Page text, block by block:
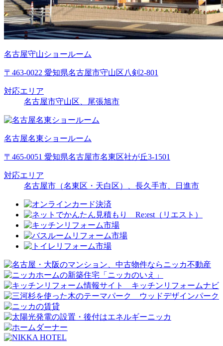
名古屋守山ショールーム
〒463-0022 愛知県名古屋市守山区八剣2-801
対応エリア
名古屋市守山区、尾張旭市
名古屋名東ショールーム
〒465-0051 愛知県名古屋市名東区社が丘3-1501
対応エリア
名古屋市（名東区・天白区）、長久手市、日進市